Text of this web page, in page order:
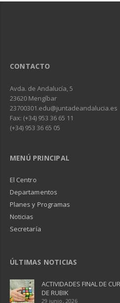
CONTACTO
Avda. de Andalucía, 5
23620 Mengíbar
23700301.edu@juntadeandalucia.es
Fax: (+34) 953 36 65 11
(+34) 953 36 65 05
MENÚ PRINCIPAL
El Centro
Departamentos
Planes y Programas
Noticias
Secretaría
ÚLTIMAS NOTICIAS
ACTIVIDADES FINAL DE
DE RUBIK
29 junio, 2026